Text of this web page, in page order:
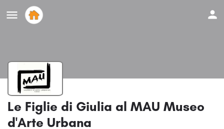
Le Figlie di Giulia al MAU Museo
d'Arte Urbana